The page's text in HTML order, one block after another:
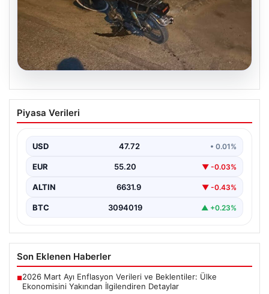
09.08.2026
Polisten Kaçarken Düşürdüğü Telefonla
Yakayı Ele Verdi: Ehliyetsiz Sürücüye
Eskişehir’de polis ekipleri, plakasız bir motosikletin
bulundu. Ancak sürücü,…
Piyasa Verileri
USD 47.72 • 0.01%
EUR 55.20 ▼ -0.03%
ALTIN 6631.9 ▼ -0.43%
BTC 3094019 ▲ +0.23%
Son Eklenen Haberler
■2026 Mart Ayı Enflasyon Verileri ve Beklentiler: Ülke
Ekonomisini Yakından İlgilendiren Detaylar